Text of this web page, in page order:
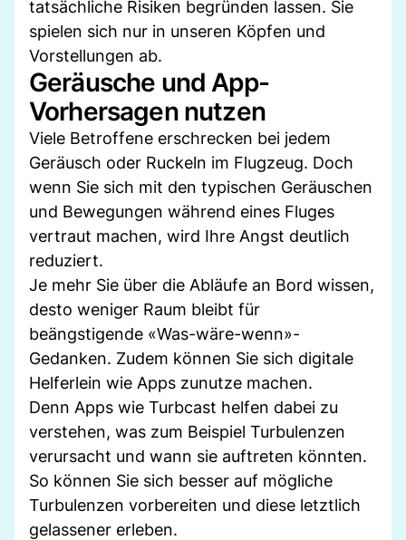
tatsächliche Risiken begründen lassen. Sie
spielen sich nur in unseren Köpfen und
Vorstellungen ab.
Geräusche und App-
Vorhersagen nutzen
Viele Betroffene erschrecken bei jedem
Geräusch oder Ruckeln im Flugzeug. Doch
wenn Sie sich mit den typischen Geräuschen
und Bewegungen während eines Fluges
vertraut machen, wird Ihre Angst deutlich
reduziert.
Je mehr Sie über die Abläufe an Bord wissen,
desto weniger Raum bleibt für
beängstigende «Was-wäre-wenn»-
Gedanken. Zudem können Sie sich digitale
Helferlein wie Apps zunutze machen.
Denn Apps wie Turbcast helfen dabei zu
verstehen, was zum Beispiel Turbulenzen
verursacht und wann sie auftreten könnten.
So können Sie sich besser auf mögliche
Turbulenzen vorbereiten und diese letztlich
gelassener erleben.